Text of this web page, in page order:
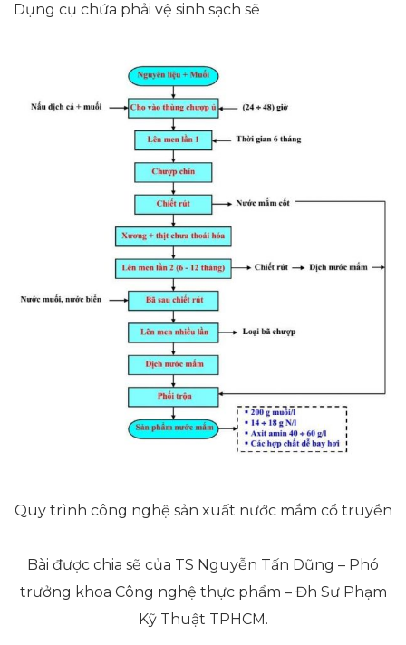
Dụng cụ chứa phải vệ sinh sạch sẽ
Quy trình công nghệ sản xuất nước mắm cổ truyền
Bài được chia sẽ của TS Nguyễn Tấn Dũng – Phó
trưởng khoa Công nghệ thực phẩm – Đh Sư Phạm
Kỹ Thuật TPHCM.